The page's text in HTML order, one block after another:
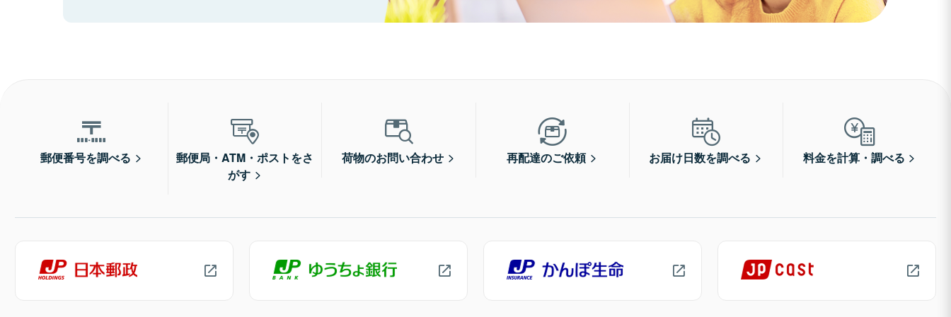
郵便番号を調べる
郵便局・ATM・ポストをさ
がす
荷物のお問い合わせ 再配達のご依頼 お届け日数を調べる 料金を計算・調べる